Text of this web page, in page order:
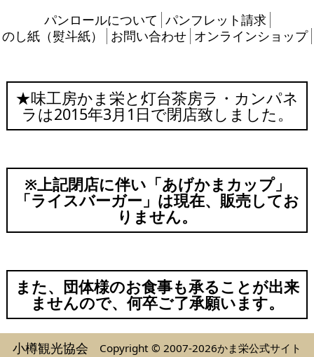
パンロールについて パンフレット請求
のし紙（熨斗紙）
お問い合わせ オンラインショップ
★味工房かま栄と灯台茶房ラ・カンパネ
ラは2015年3月1日で閉店致しました。
※上記閉店に伴い「あげかまカップ」
「ライスバーガー」は現在、販売してお
りません。
また、団体様のお食事も承ることが出来
ませんので、何卒ご了承願います。
小樽観光協会 Copyright © 2007-2026かま栄公式サイト